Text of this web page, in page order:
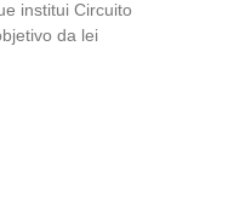
institui Circuito
da lei